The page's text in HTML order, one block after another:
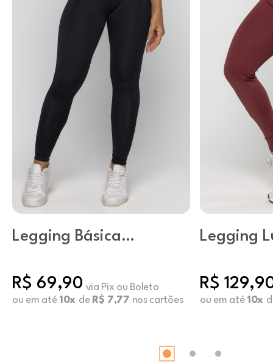
Legging Básica
R$ 69,90 via Pix ou Boleto
ou em até 10x de R$ 7,77 nos cartões
Legging
R$
ou em até 10x